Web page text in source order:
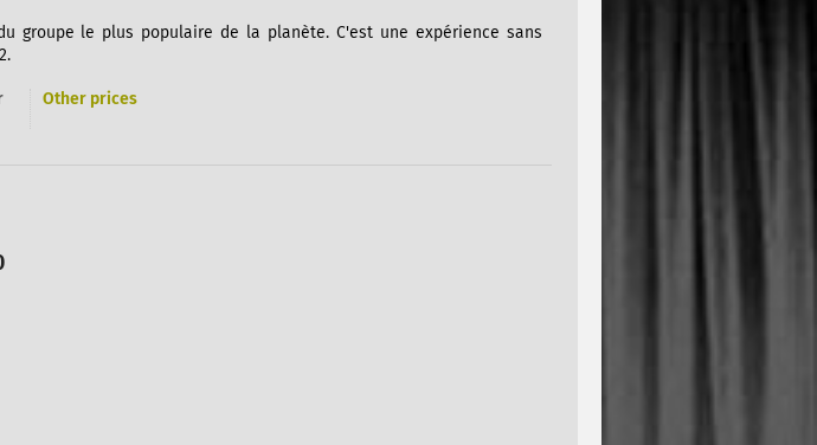
groupe le plus populaire de la planète. C'est une expérience sans
Other prices